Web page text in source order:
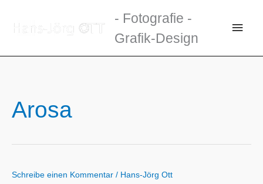
Inhalt
- Fotografie -
Grafik-Design
Arosa
Schreibe einen Kommentar / Hans-Jörg Ott